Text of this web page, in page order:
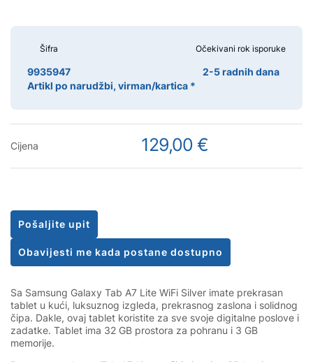
Sa Samsung Galaxy Tab A7 Lite WiFi Silver imate prekrasan
tablet u kući, luksuznog izgleda, prekrasnog zaslona i solidnog
čipa. Dakle, ovaj tablet koristite za sve svoje digitalne poslove i
zadatke. Tablet ima 32 GB prostora za pohranu i 3 GB
memorije.
Šifra
9935947
Očekivani rok isporuke
2-5 radnih dana
Artikl po narudžbi, virman/kartica *
Cijena 129,00 €
Pošaljite upit
Obavijesti me kada postane dostupno